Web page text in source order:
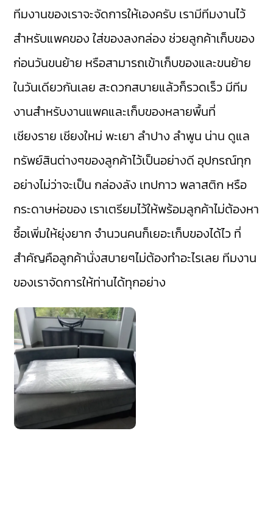
ทีมงานของเราจะจัดการให้เองครับ เรามีทีมงานไว้
สำหรับแพคของ ใส่ของลงกล่อง ช่วยลูกค้าเก็บของ
ก่อนวันขนย้าย หรือสามารถเข้าเก็บของและขนย้าย
ในวันเดียวกันเลย สะดวกสบายแล้วก็รวดเร็ว มีทีม
งานสำหรับงานแพคและเก็บของหลายพื้นที่
เชียงราย เชียงใหม่ พะเยา ลำปาง ลำพูน น่าน ดูแล
ทรัพย์สินต่างๆของลูกค้าไว้เป็นอย่างดี อุปกรณ์ทุก
อย่างไม่ว่าจะเป็น กล่องลัง เทปกาว พลาสติก หรือ
กระดาษห่อของ เราเตรียมไว้ให้พร้อมลูกค้าไม่ต้องหา
ซื้อเพิ่มให้ยุ่งยาก จำนวนคนก็เยอะเก็บของได้ไว ที่
สำคัญคือลูกค้านั่งสบายๆไม่ต้องทำอะไรเลย ทีมงาน
ของเราจัดการให้ท่านได้ทุกอย่าง